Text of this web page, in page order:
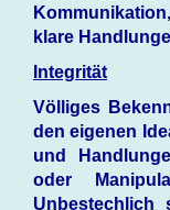
klare
Integrität
Völliges
den eigenen
und
oder